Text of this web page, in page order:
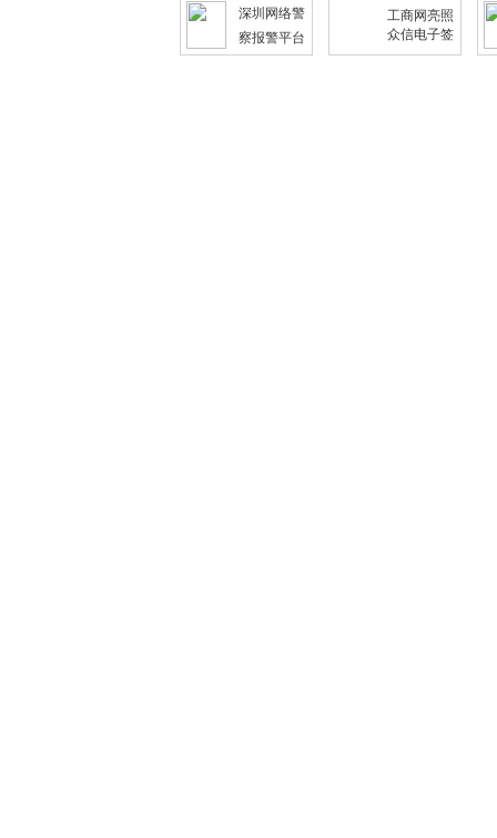
深圳网络警
察报警平台
工商网亮照
众信电子签